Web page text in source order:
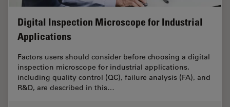
Digital Inspection Microscope for Industrial
Applications
Factors users should consider before choosing a digital
inspection microscope for industrial applications,
including quality control (QC), failure analysis (FA), and
R&D, are described in this…